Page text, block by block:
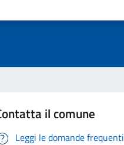
il comune
Leggi le domande frequenti